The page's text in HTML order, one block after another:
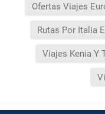
Ofertas Viajes
Rutas Por Italia
Viajes Kenia Y